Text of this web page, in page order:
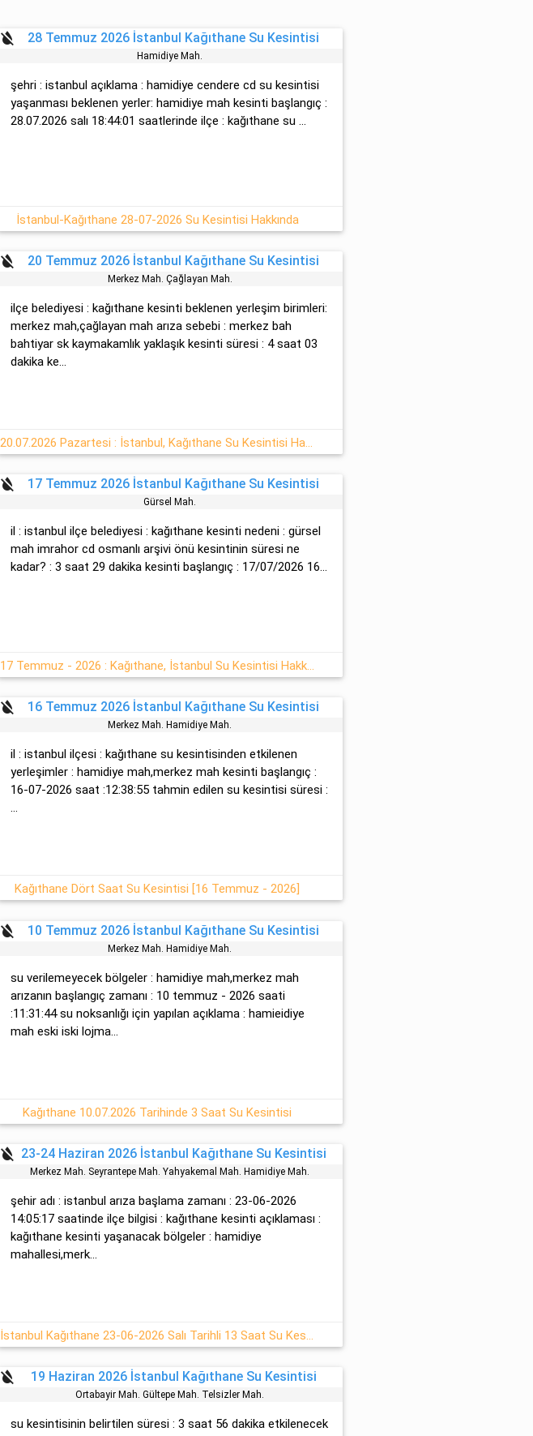
format_color_reset 28 Temmuz 2026 İstanbul Kağıthane Su Kesintisi
Hami̇di̇ye Mah.
şehri : istanbul açıklama : hami̇di̇ye cendere cd su kesintisi
yaşanması beklenen yerler: hami̇di̇ye mah kesinti başlangıç :
28.07.2026 salı 18:44:01 saatlerinde ilçe : kağıthane su ...
İstanbul-Kağıthane 28-07-2026 Su Kesintisi Hakkında
format_color_reset 20 Temmuz 2026 İstanbul Kağıthane Su Kesintisi
Merkez Mah. Çağlayan Mah.
ilçe belediyesi : kağıthane kesinti beklenen yerleşim birimleri:
merkez mah,çağlayan mah arıza sebebi : merkez bah
bahti̇yar sk kaymakamlık yaklaşık kesinti süresi : 4 saat 03
dakika ke...
20.07.2026 Pazartesi : İstanbul, Kağıthane Su Kesintisi Hakkında
format_color_reset 17 Temmuz 2026 İstanbul Kağıthane Su Kesintisi
Gürsel Mah.
il : istanbul ilçe belediyesi : kağıthane kesinti nedeni : gürsel
mah i̇mrahor cd osmanlı arşi̇vi̇ önü kesintinin süresi ne
kadar? : 3 saat 29 dakika kesinti başlangıç : 17/07/2026 16...
17 Temmuz - 2026 : Kağıthane, İstanbul Su Kesintisi Hakkında
format_color_reset 16 Temmuz 2026 İstanbul Kağıthane Su Kesintisi
Merkez Mah. Hami̇di̇ye Mah.
il : istanbul ilçesi : kağıthane su kesintisinden etkilenen
yerleşimler : hami̇di̇ye mah,merkez mah kesinti başlangıç :
16-07-2026 saat :12:38:55 tahmin edilen su kesintisi süresi :
...
Kağıthane Dört Saat Su Kesintisi [16 Temmuz - 2026]
format_color_reset 10 Temmuz 2026 İstanbul Kağıthane Su Kesintisi
Merkez Mah. Hami̇di̇ye Mah.
su verilemeyecek bölgeler : hami̇di̇ye mah,merkez mah
arızanın başlangıç zamanı : 10 temmuz - 2026 saati
:11:31:44 su noksanlığı için yapılan açıklama : hami̇ei̇di̇ye
mah eski̇ i̇ski̇ lojma...
Kağıthane 10.07.2026 Tarihinde 3 Saat Su Kesintisi
format_color_reset 23-24 Haziran 2026 İstanbul Kağıthane Su Kesintisi
Merkez Mah. Seyrantepe Mah. Yahyakemal Mah. Hami̇di̇ye Mah.
şehir adı : istanbul arıza başlama zamanı : 23-06-2026
14:05:17 saatinde ilçe bilgisi : kağıthane kesinti açıklaması :
kağıthane kesinti yaşanacak bölgeler : hami̇di̇ye
mahallesi,merk...
İstanbul Kağıthane 23-06-2026 Salı Tarihli 13 Saat Su Kesintisi
format_color_reset 19 Haziran 2026 İstanbul Kağıthane Su Kesintisi
Ortabayir Mah. Gültepe Mah. Telsi̇zler Mah.
su kesintisinin belirtilen süresi : 3 saat 56 dakika etkilenecek